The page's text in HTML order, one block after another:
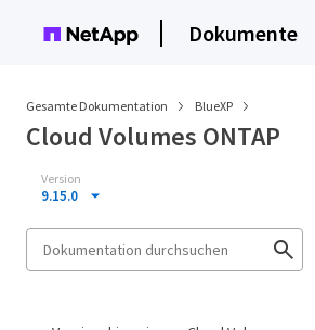
Dokumente
Gesamte Dokumentation BlueXP
Cloud Volumes ONTAP
Version
9.15.0